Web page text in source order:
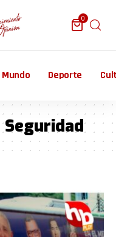
0
Mundo Deporte
Seguridad